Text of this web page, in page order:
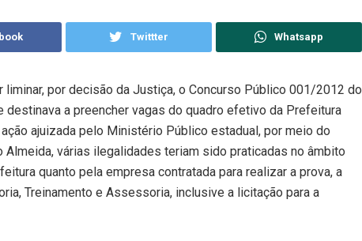
Twittter Whatsapp
liminar, por decisão da Justiça, o Concurso Público 001/2012 do
destinava a preencher vagas do quadro efetivo da Prefeitura
ajuizada pelo Ministério Público estadual, por meio do
várias ilegalidades teriam sido praticadas no âmbito
quanto pela empresa contratada para realizar a prova, a
Treinamento e Assessoria, inclusive a licitação para a